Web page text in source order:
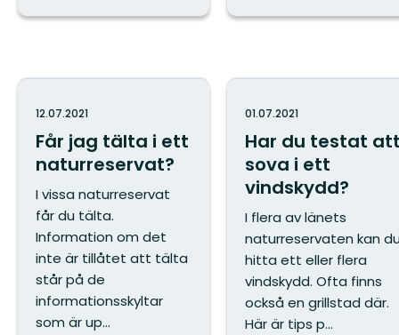
Får jag tälta i ett
naturreservat?
12.07.2021
I vissa naturreservat
får du tälta.
Information om det
inte är tillåtet att tälta
står på de
informationsskyltar
som är up...
Har du testat
sova i ett
vindskydd?
01.07.2021
I flera av länets
naturreservaten kan
hitta ett eller flera
vindskydd. Ofta finns
också en grillstad där.
Här är tips p...